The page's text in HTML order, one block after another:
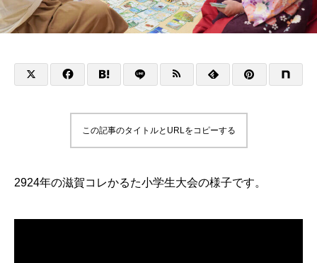
この記事のタイトルとURLをコピーする
2924年の滋賀コレかるた小学生大会の様子です。